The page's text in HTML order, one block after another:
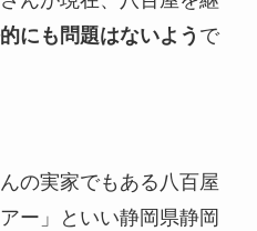
にも問題はないよう で
の実家でもある八百屋
ー 」
といい静岡県静岡